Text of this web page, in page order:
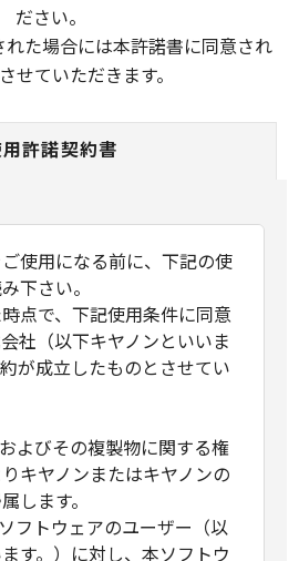
ださい。
た場合には本許諾書に同意され
せていただきます。
許諾契約書
使用になる前に、下記の使
下さい。
点で、下記使用条件に同意
社（以下キヤノンといいま
が成立したものとさせてい
よびその複製物に関する権
キヤノンまたはキヤノンの
します。
フトウェアのユーザー（以
す。）に対し、本ソフトウ